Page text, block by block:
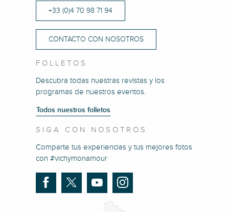
+33 (0)4 70 98 71 94
CONTACTO CON NOSOTROS
FOLLETOS
Descubra todas nuestras revistas y los
programas de nuestros eventos.
Todos nuestros folletos
SIGA CON NOSOTROS
Comparte tus experiencias y tus mejores fotos
con #vichymonamour